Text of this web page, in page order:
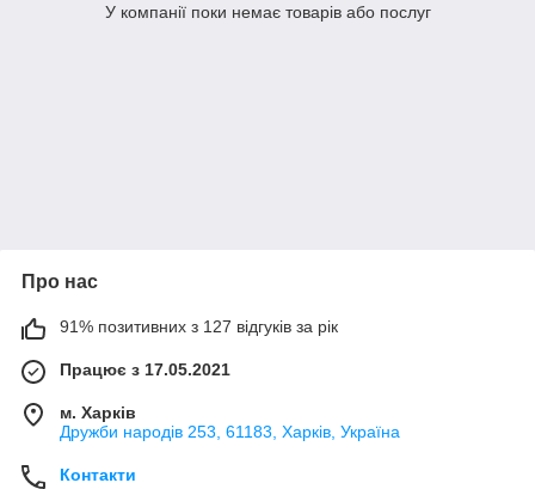
У компанії поки немає товарів або послуг
Про нас
91% позитивних з 127 відгуків за рік
Працює з 17.05.2021
м. Харків
Дружби народів 253, 61183, Харків, Україна
Контакти